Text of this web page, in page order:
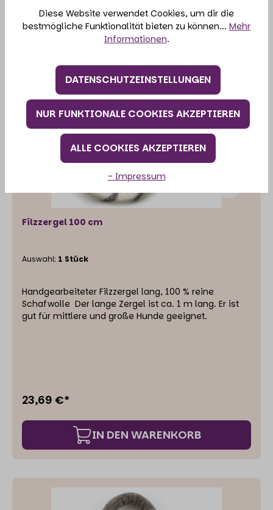
IN DEN WARENKORB
Filzzergel 100 cm
Auswahl: 1 Stück
Handgearbeiteter Filzzergel lang, 100 % reine
Schafwolle Der lange Zergel ist ca. 1 m lang. Er ist
gut für mittlere und große Hunde geeignet.
23,69 €*
IN DEN WARENKORB
Diese Website verwendet Cookies, um dir die
bestmögliche Funktionalität bieten zu können... Mehr
Informationen.
DATENSCHUTZEINSTELLUNGEN
NUR FUNKTIONALE COOKIES AKZEPTIEREN
ALLE COOKIES AKZEPTIEREN
- Impressum